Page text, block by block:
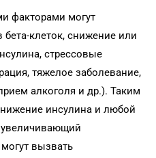
факторами могут
бета-клеток, снижение или
стрессовые
тяжелое заболевание,
алкоголя и др.). Таким
инсулина и любой
вызвать